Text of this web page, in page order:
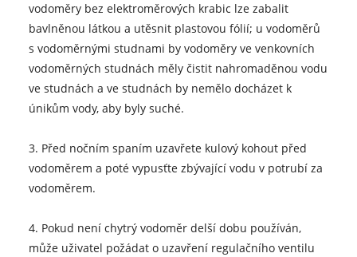
vodoměry bez elektroměrových krabic lze zabalit
bavlněnou látkou a utěsnit plastovou fólií; u vodoměrů
s vodoměrnými studnami by vodoměry ve venkovních
vodoměrných studnách měly čistit nahromaděnou vodu
ve studnách a ve studnách by nemělo docházet k
únikům vody, aby byly suché.
3. Před nočním spaním uzavřete kulový kohout před
vodoměrem a poté vypusťte zbývající vodu v potrubí za
vodoměrem.
4. Pokud není chytrý vodoměr delší dobu používán,
může uživatel požádat o uzavření regulačního ventilu